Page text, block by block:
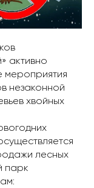
активно
мероприятия
незаконной
хвойных
лесных
парк